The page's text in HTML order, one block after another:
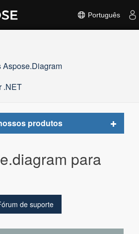
Português
Aspose.Diagram
.NET
produtos
Toggle
para
de suporte